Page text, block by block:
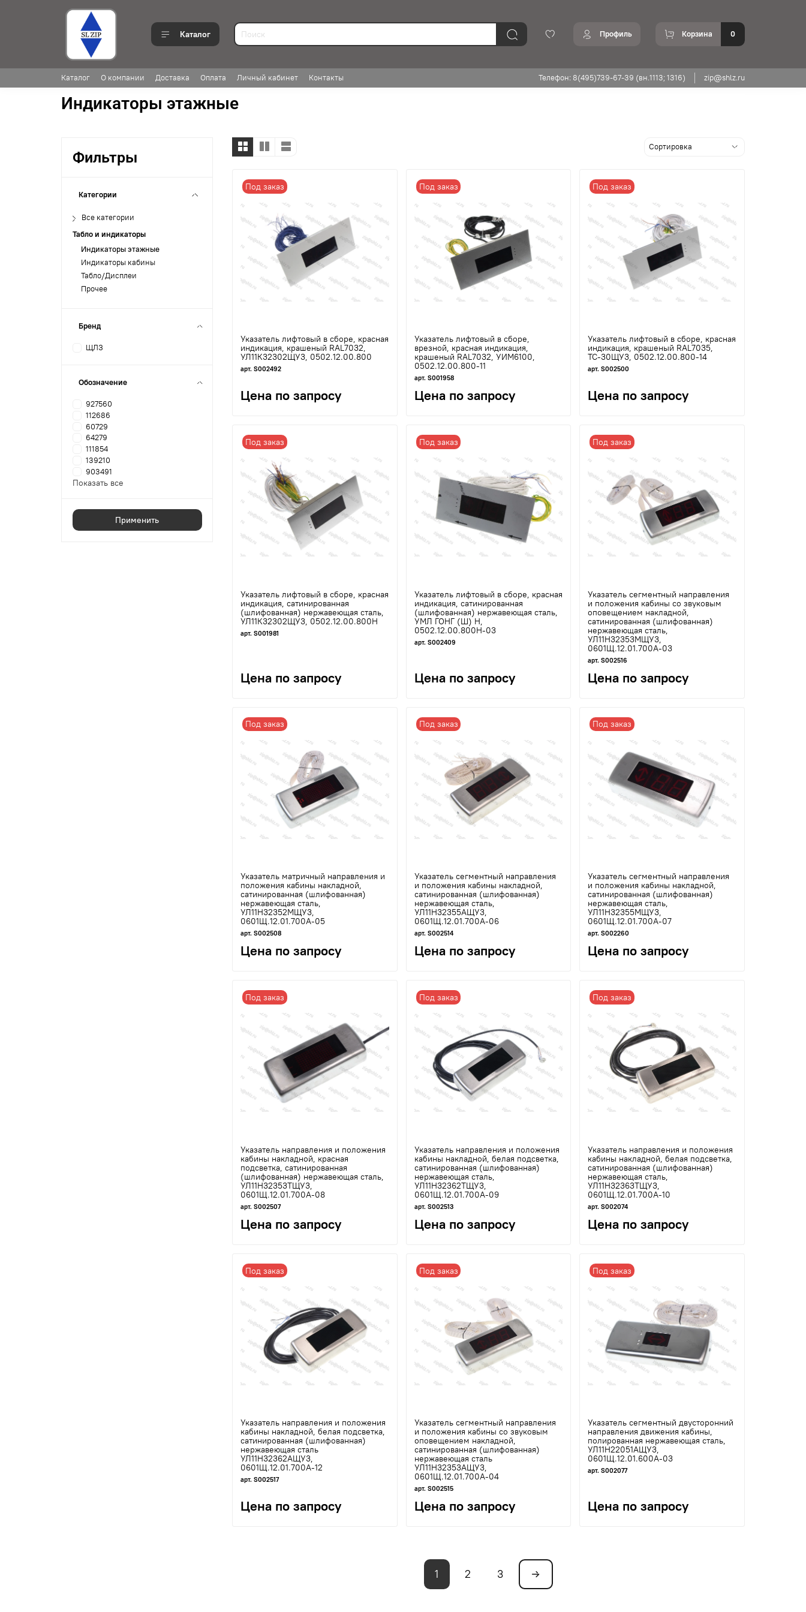
Каталог Профиль Корзина 0
Каталог О компании Доставка Оплата Личный кабинет Контакты Телефон: 8(495)739-67-39 (вн.1113; 1316) zip@shlz.ru
Индикаторы этажные
Под заказ
Указатель лифтовый в сборе, красная
индикация, крашеный RAL7032,
УЛ11К32302ЩУ3, 0502.12.00.800
арт. S002492
Цена по запросу
Под заказ
Указатель лифтовый в сборе,
врезной, красная индикация,
крашеный RAL7032, УИМ6100,
0502.12.00.800-11
арт. S001958
Цена по запросу
Под заказ
Указатель лифтовый в сборе, красная
индикация, крашеный RAL7035,
ТС-30ЩУ3, 0502.12.00.800-14
арт. S002500
Цена по запросу
Под заказ
Указатель лифтовый в сборе, красная
индикация, сатинированная
(шлифованная) нержавеющая сталь,
УЛ11К32302ЩУ3, 0502.12.00.800Н
арт. S001981
Цена по запросу
Под заказ
Указатель лифтовый в сборе, красная
индикация, сатинированная
(шлифованная) нержавеющая сталь,
УМЛ ГОНГ (Ш) Н,
0502.12.00.800Н-03
арт. S002409
Цена по запросу
Под заказ
Указатель сегментный направления
и положения кабины со звуковым
оповещением накладной,
сатинированная (шлифованная)
нержавеющая сталь,
УЛ11Н32353МЩУ3,
0601Щ.12.01.700А-03
арт. S002516
Цена по запросу
Под заказ
Указатель матричный направления и
положения кабины накладной,
сатинированная (шлифованная)
нержавеющая сталь,
УЛ11Н32352МЩУ3,
0601Щ.12.01.700А-05
арт. S002508
Цена по запросу
Под заказ
Указатель сегментный направления
и положения кабины накладной,
сатинированная (шлифованная)
нержавеющая сталь,
УЛ11Н32355АЩУ3,
0601Щ.12.01.700А-06
арт. S002514
Цена по запросу
Под заказ
Указатель сегментный направления
и положения кабины накладной,
сатинированная (шлифованная)
нержавеющая сталь,
УЛ11Н32355МЩУ3,
0601Щ.12.01.700А-07
арт. S002260
Цена по запросу
Под заказ
Указатель направления и положения
кабины накладной, красная
подсветка, сатинированная
(шлифованная) нержавеющая сталь,
УЛ11Н32353ТЩУ3,
0601Щ.12.01.700А-08
арт. S002507
Цена по запросу
Под заказ
Указатель направления и положения
кабины накладной, белая подсветка,
сатинированная (шлифованная)
нержавеющая сталь,
УЛ11Н32362ТЩУ3,
0601Щ.12.01.700А-09
арт. S002513
Цена по запросу
Под заказ
Указатель направления и положения
кабины накладной, белая подсветка,
сатинированная (шлифованная)
нержавеющая сталь,
УЛ11Н32363ТЩУ3,
0601Щ.12.01.700А-10
арт. S002074
Цена по запросу
Под заказ
Указатель направления и положения
кабины накладной, белая подсветка,
сатинированная (шлифованная)
нержавеющая сталь
УЛ11Н32362АЩУ3,
0601Щ.12.01.700А-12
арт. S002517
Цена по запросу
Под заказ
Указатель сегментный направления
и положения кабины со звуковым
оповещением накладной,
сатинированная (шлифованная)
нержавеющая сталь
УЛ11Н32353АЩУ3,
0601Щ.12.01.700А-04
арт. S002515
Цена по запросу
Под заказ
Указатель сегментный двусторонний
направления движения кабины,
полированная нержавеющая сталь,
УЛ11Н22051АЩУ3,
0601Щ.12.01.600А-03
арт. S002077
Цена по запросу
1 2 3
Фильтры
Категории
Все категории
Табло и индикаторы
Индикаторы этажные
Индикаторы кабины
Табло/Дисплеи
Прочее
Бренд
ЩЛЗ
Обозначение
927560
112686
60729
64279
111854
139210
903491
Показать все
Применить